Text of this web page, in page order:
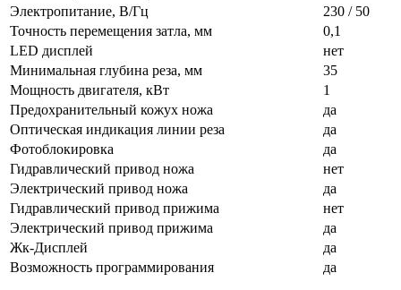
Электропитание, В/Гц
230 / 50
Точность перемещения затла, мм
0,1
LED дисплей
нет
Минимальная глубина реза, мм
35
Мощность двигателя, кВт
1
Предохранительный кожух ножа
да
Оптическая индикация линии реза
да
Фотоблокировка
да
Гидравлический привод ножа
нет
Электрический привод ножа
да
Гидравлический привод прижима
нет
Электрический привод прижима
да
Жк-Дисплей
да
Возможность программирования
да